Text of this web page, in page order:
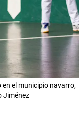
el municipio navarro,
Jiménez